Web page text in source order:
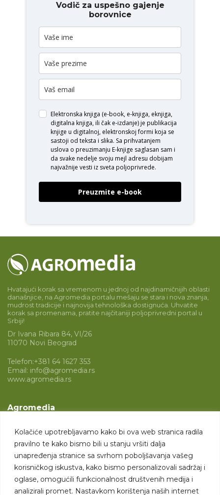
Kolačiće upotrebljavamo kako bi ova web stranica radila
pravilno te kako bismo bili u stanju vršiti dalja
unapređenja stranice sa svrhom poboljšavanja vašeg
korisničkog iskustva, kako bismo personalizovali sadržaj i
oglase, omogućili funkcionalnost društvenih medija i
analizirali promet. Nastavkom korištenja naših internet
Vodič za uspešno gajenje
borovnice
Elektronska knjiga (e-book, e-knjiga, eknjiga,
digitalna knjiga, ili čak e-izdanje) je publikacija
knjige u digitalnoj, elektronskoj formi koja se
sastoji od teksta i slika. Sa prihvatanjem
uslova o preuzimanju E-knjige saglasan sam i
da svake nedelje svoju mejl adresu dobijam
najvažnije vesti iz sveta poljoprivrede.
Preuzmite e-book
Hvatajući korak sa vremenom u jednoj od najdinamičnijih oblasti
današnjice, na Agromedia portalu mešaju se stara i nova znanja,
mudrost tradicije i najnovija tehnološka dostignuća. Uhvatite
korak sa promenama, pratite najčitaniji poljoprivredni portal u
Srbiji!
Dr Ivana Ribara 84, VI/26
11070 Novi Beograd
Telefon:+381 64 1627 353
Email: info@agromedia.rs
www.agromedia.rs
Agromedia
Svet poljoprivrede
Marketing usluge
Tražimo saradnike